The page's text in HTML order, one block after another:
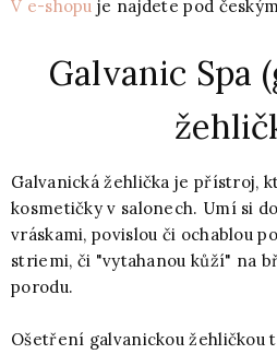
V e-shopu je najdete pod
Galvanic Spa
Galvanická žehlička je přístroj,
kosmetičky v salonech. Umí si
vráskami, povislou či ochablou
striemi, či "vytahanou kůží" na
porodu.
Ošetření galvanickou žehličkou